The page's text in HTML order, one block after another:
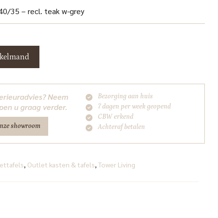
35 – recl. teak w-grey
Neem
u graag verder.
showroom
Bezorging aan huis
7 dagen per week geopend
CBW erkend
Achteraf betalen
, Outlet kasten & tafels, Tower Living